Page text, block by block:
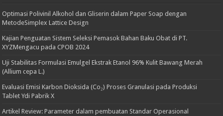
Optimasi Polivinil Alkohol dan Gliserin dalam Paper Soap dengan
MetodeSimplex Lattice Design
Kajian Penguatan Sistem Seleksi Pemasok Bahan Baku Obat di PT.
XYZMengacu pada CPOB 2024
Uji Stabilitas Formulasi Emulgel Ekstrak Etanol 96% Kulit Bawang Merah
(Allium cepa L.)
Evaluasi Emisi Karbon Dioksida (Co₂) Proses Granulasi pada Produksi
Tablet Ydi Pabrik X
Artikel Review: Parameter dalam pembuatan Standar Operasional